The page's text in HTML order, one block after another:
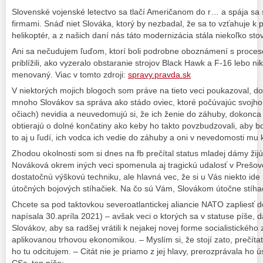
Slovenské vojenské letectvo sa tlačí Američanom do r… a spája sa
firmami. Snáď niet Slováka, ktorý by nezbadal, že sa to vzťahuje k
helikoptér, a z našich daní nás táto modernizácia stála niekoľko
Ani sa nečudujem ľuďom, ktorí boli podrobne oboznámení s
priblížili, ako vyzeralo obstaranie strojov Black Hawk a F-16 lebo
menovaný. Viac v tomto zdroji: spravy.pravda.sk
V niektorých mojich blogoch som práve na tieto veci poukazoval,
mnoho Slovákov sa správa ako stádo oviec, ktoré počúvajúc
očiach) nevidia a neuvedomujú si, že ich ženie do záhuby,
obtierajú o dolné končatiny ako keby ho takto povzbudzovali, aby
to aj u ľudí, ich vodca ich vedie do záhuby a oni v nevedomosti mu
Zhodou okolnosti som si dnes na fb prečítal status mladej dámy
Nováková okrem iných veci spomenula aj tragickú udalosť v
dostatočnú výškovú techniku, ale hlavná vec, že si u Vás niekto
útočných bojových stíhačiek. Na čo sú Vám, Slovákom útočne
Chcete sa pod taktovkou severoatlantickej aliancie NATO zapliesť
napísala 30.apríla 2021) – avšak veci o ktorých sa v statuse píše,
Slovákov, aby sa radšej vrátili k nejakej novej forme socialistického
aplikovanou trhovou ekonomikou. – Myslím si, že stojí zato,
ho tu odcitujem. – Citát nie je priamo z jej hlavy, prerozprávala ho